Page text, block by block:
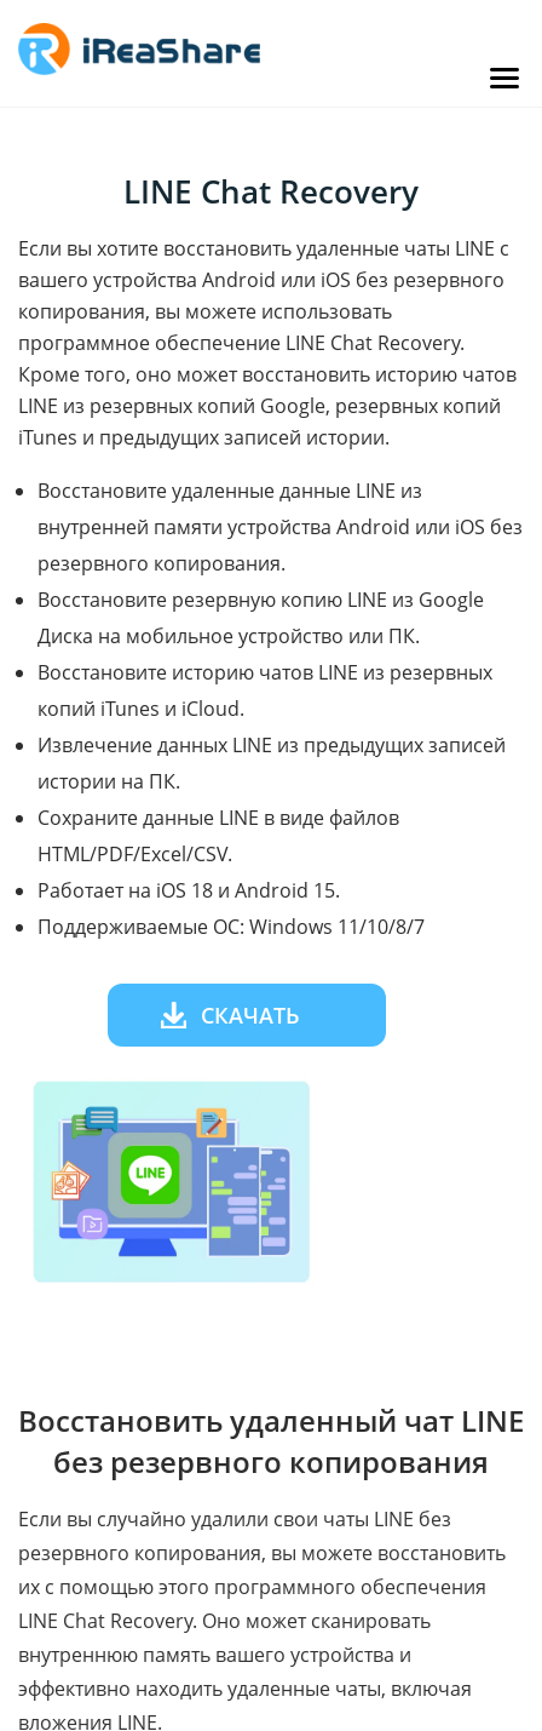
LINE Chat Recovery
Если вы хотите восстановить удаленные чаты LINE с
вашего устройства Android или iOS без резервного
копирования, вы можете использовать
программное обеспечение LINE Chat Recovery.
Кроме того, оно может восстановить историю чатов
LINE из резервных копий Google, резервных копий
iTunes и предыдущих записей истории.
Восстановите удаленные данные LINE из
внутренней памяти устройства Android или iOS без
резервного копирования.
Восстановите резервную копию LINE из Google
Диска на мобильное устройство или ПК.
Восстановите историю чатов LINE из резервных
копий iTunes и iCloud.
Извлечение данных LINE из предыдущих записей
истории на ПК.
Сохраните данные LINE в виде файлов
HTML/PDF/Excel/CSV.
Работает на iOS 18 и Android 15.
Поддерживаемые ОС: Windows 11/10/8/7
СКАЧАТЬ
Восстановить удаленный чат LINE
без резервного копирования
Если вы случайно удалили свои чаты LINE без
резервного копирования, вы можете восстановить
их с помощью этого программного обеспечения
LINE Chat Recovery. Оно может сканировать
внутреннюю память вашего устройства и
эффективно находить удаленные чаты, включая
вложения LINE.